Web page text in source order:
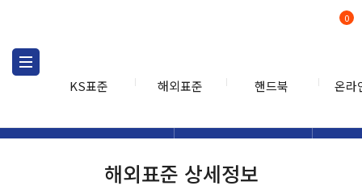
KS표준 해외표준 핸드북 온라
0
해외표준 상세정보